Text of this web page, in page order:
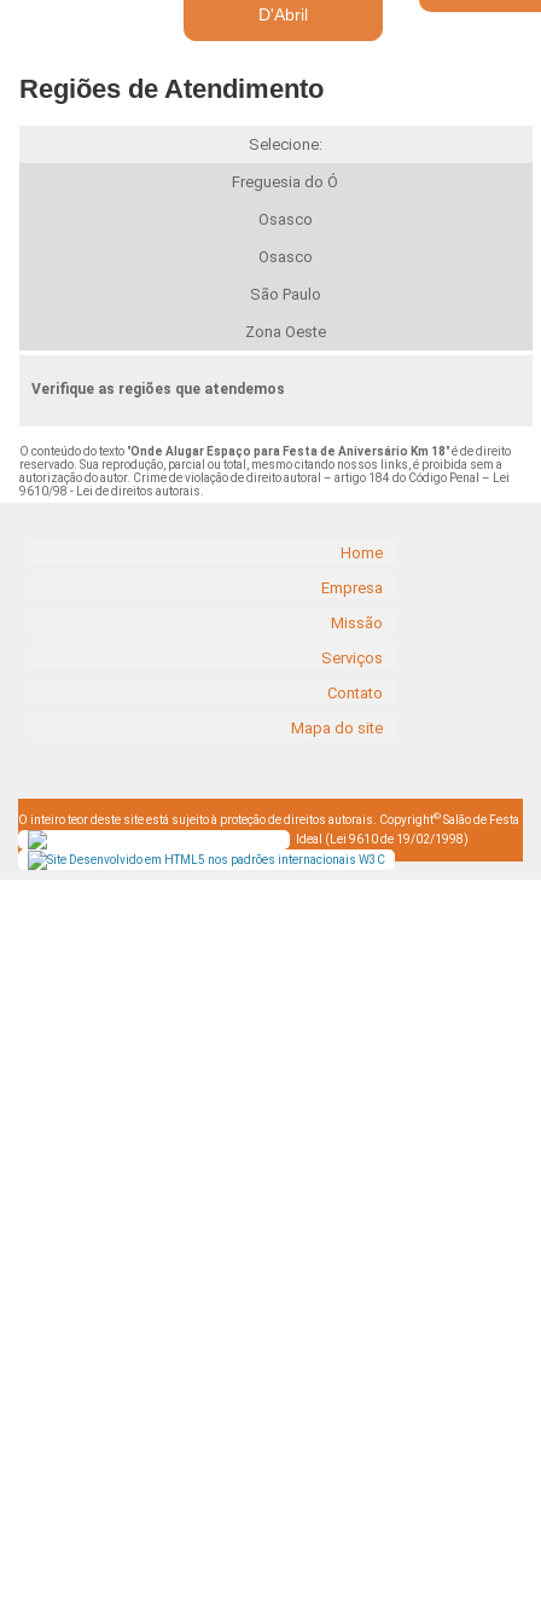
D'Abril
Regiões de Atendimento
Selecione:
Freguesia do Ó
Osasco
Osasco
São Paulo
Zona Oeste
Verifique as regiões que atendemos
O conteúdo do texto "Onde Alugar Espaço para Festa de Aniversário Km 18" é de direito
reservado. Sua reprodução, parcial ou total, mesmo citando nossos links, é proibida sem a
autorização do autor. Crime de violação de direito autoral – artigo 184 do Código Penal –
Lei
9610/98 - Lei de direitos autorais
Home
Empresa
Missão
Serviços
Contato
Mapa do site
O inteiro teor deste site está sujeito à proteção de direitos autorais. Copyright© Salão de Festa
Ideal (Lei 9610 de 19/02/1998)